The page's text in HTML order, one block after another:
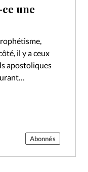
une
il y a ceux
apostoliques
Abonnés